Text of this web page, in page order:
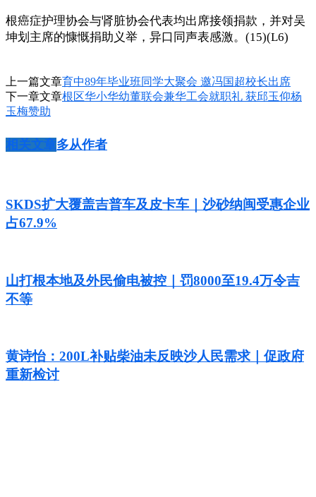
根癌症护理协会与肾脏协会代表均出席接领捐款，并对吴
坤划主席的慷慨捐助义举，异口同声表感激。(15)(L6)
上一篇文章育中89年毕业班同学大聚会 邀冯国超校长出席
下一章文章根区华小华幼董联会兼华工会就职礼 获邱玉仰杨
玉梅赞助
相关文章多从作者
SKDS扩大覆盖吉普车及皮卡车｜沙砂纳闽受惠企业
占67.9%
山打根本地及外民偷电被控｜罚8000至19.4万令吉
不等
黄诗怡：200L补贴柴油未反映沙人民需求｜促政府
重新检讨